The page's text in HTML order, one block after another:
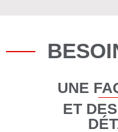
UNE
ET